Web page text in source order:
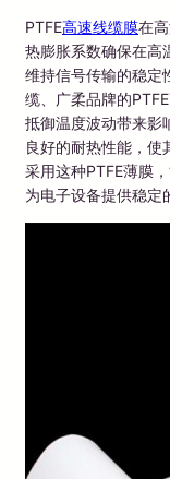
PTFE高速线缆膜在
热膨胀系数确保在高
维持信号传输的稳定
缆、广柔品牌的
抵御温度波动带来影
良好的耐热性能，使
采用这种PTFE薄膜
为电子设备提供稳定